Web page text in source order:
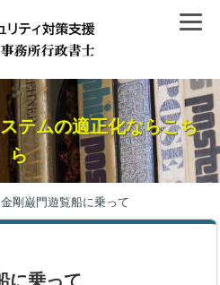
テムの適正化ならこち
ら
剛巌門遊覧船に乗って
に乗って